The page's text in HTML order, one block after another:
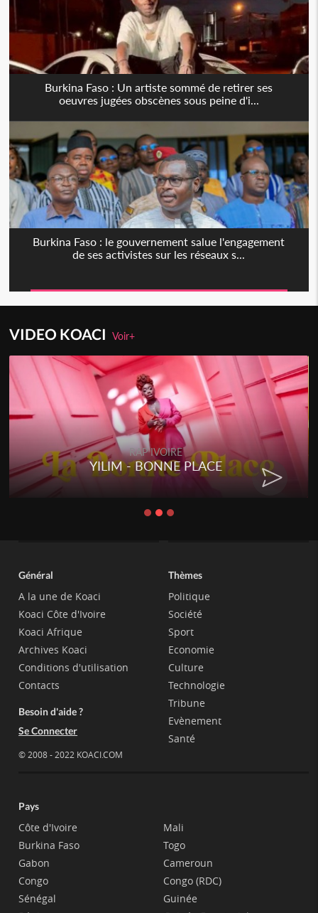
Burkina Faso : Un artiste sommé de retirer ses
oeuvres jugées obscènes sous peine d'i...
Burkina Faso : le gouvernement salue l'engagement
de ses activistes sur les réseaux s...
VIDEO KOACIVoir+
RAP IVOIRE
YILIM - BONNE PLACE
Général
A la une de Koaci
Koaci Côte d'Ivoire
Koaci Afrique
Archives Koaci
Conditions d'utilisation
Contacts
Besoin d'aide ?
Se Connecter
© 2008 - 2022 KOACI.COM
Thèmes
Politique
Société
Sport
Economie
Culture
Technologie
Tribune
Evènement
Santé
Pays
Côte d'Ivoire
Burkina Faso
Gabon
Congo
Sénégal
Mali
Togo
Cameroun
Congo (RDC)
Guinée